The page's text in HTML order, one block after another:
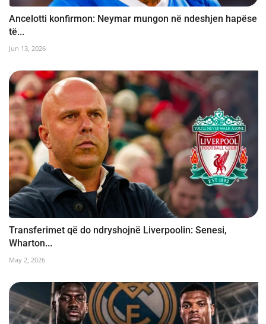
Ancelotti konfirmon: Neymar mungon në ndeshjen hapëse
të...
Jun 13, 2026
Transferimet që do ndryshojnë Liverpoolin: Senesi,
Wharton...
May 2, 2026